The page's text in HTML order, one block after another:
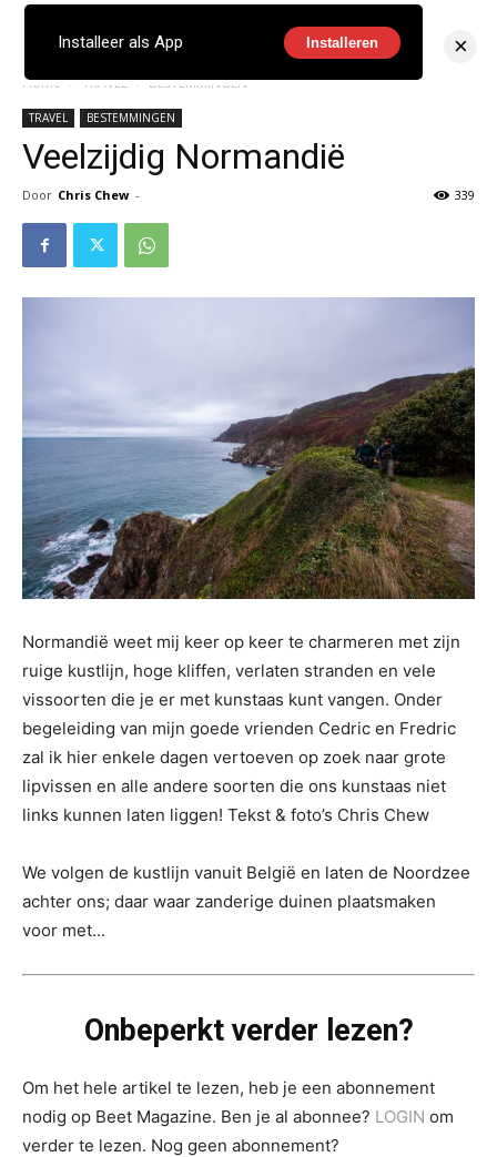
Home TRAVEL BESTEMMINGEN
TRAVEL BESTEMMINGEN
Veelzijdig Normandië
Door Chris Chew - 339
Normandië weet mij keer op keer te charmeren met zijn
ruige kustlijn, hoge kliffen, verlaten stranden en vele
vissoorten die je er met kunstaas kunt vangen. Onder
begeleiding van mijn goede vrienden Cedric en Fredric
zal ik hier enkele dagen vertoeven op zoek naar grote
lipvissen en alle andere soorten die ons kunstaas niet
links kunnen laten liggen! Tekst & foto’s Chris Chew
We volgen de kustlijn vanuit België en laten de Noordzee
achter ons; daar waar zanderige duinen plaatsmaken
voor met...
Onbeperkt verder lezen?
Om het hele artikel te lezen, heb je een abonnement
nodig op Beet Magazine. Ben je al abonnee? LOGIN om
verder te lezen. Nog geen abonnement?
Installeer als App Installeren ×